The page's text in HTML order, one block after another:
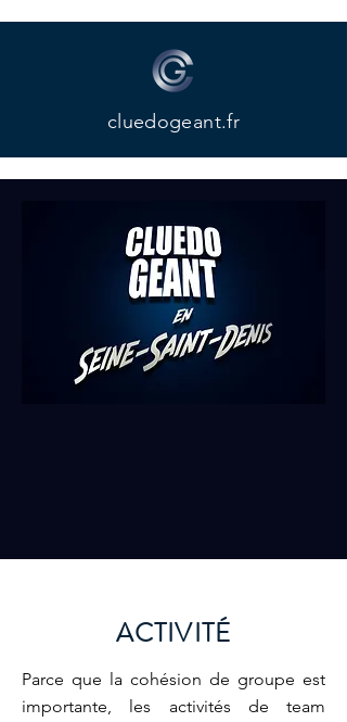
cluedogeant.fr
ACTIVITÉ
Parce que la cohésion de groupe est
importante, les activités de team